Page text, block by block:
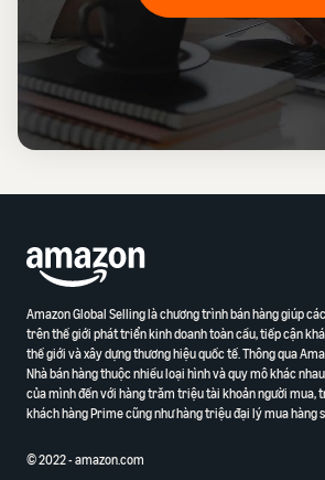
Amazon Global Selling là chương trình bán hàng giúp
trên thế giới phát triển kinh doanh toàn cầu, tiếp cận
thế giới và xây dựng thương hiệu quốc tế. Thông qua
Nhà bán hàng thuộc nhiều loại hình và quy mô khác
của mình đến với hàng trăm triệu tài khoản người mua,
khách hàng Prime cũng như hàng triệu đại lý mua hàng
© 2022 - amazon.com